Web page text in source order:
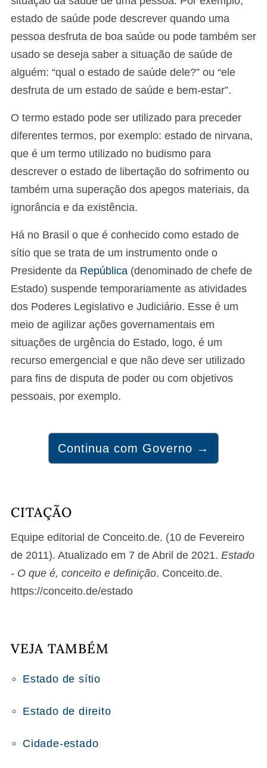
estado de saúde pode descrever quando uma
pessoa desfruta de boa saúde ou pode também ser
usado se deseja saber a situação de saúde de
alguém: “qual o estado de saúde dele?” ou “ele
desfruta de um estado de saúde e bem-estar”.
O termo estado pode ser utilizado para preceder
diferentes termos, por exemplo: estado de nirvana,
que é um termo utilizado no budismo para
descrever o estado de libertação do sofrimento ou
também uma superação dos apegos materiais, da
ignorância e da existência.
Há no Brasil o que é conhecido como estado de
sítio que se trata de um instrumento onde o
Presidente da República (denominado de chefe de
Estado) suspende temporariamente as atividades
dos Poderes Legislativo e Judiciário. Esse é um
meio de agilizar ações governamentais em
situações de urgência do Estado, logo, é um
recurso emergencial e que não deve ser utilizado
para fins de disputa de poder ou com objetivos
pessoais, por exemplo.
Continua com Governo →
CITAÇÃO
Equipe editorial de Conceito.de. (10 de Fevereiro
de 2011). Atualizado em 7 de Abril de 2021. Estado
- O que é, conceito e definição. Conceito.de.
https://conceito.de/estado
VEJA TAMBÉM
Estado de sítio
Estado de direito
Cidade-estado